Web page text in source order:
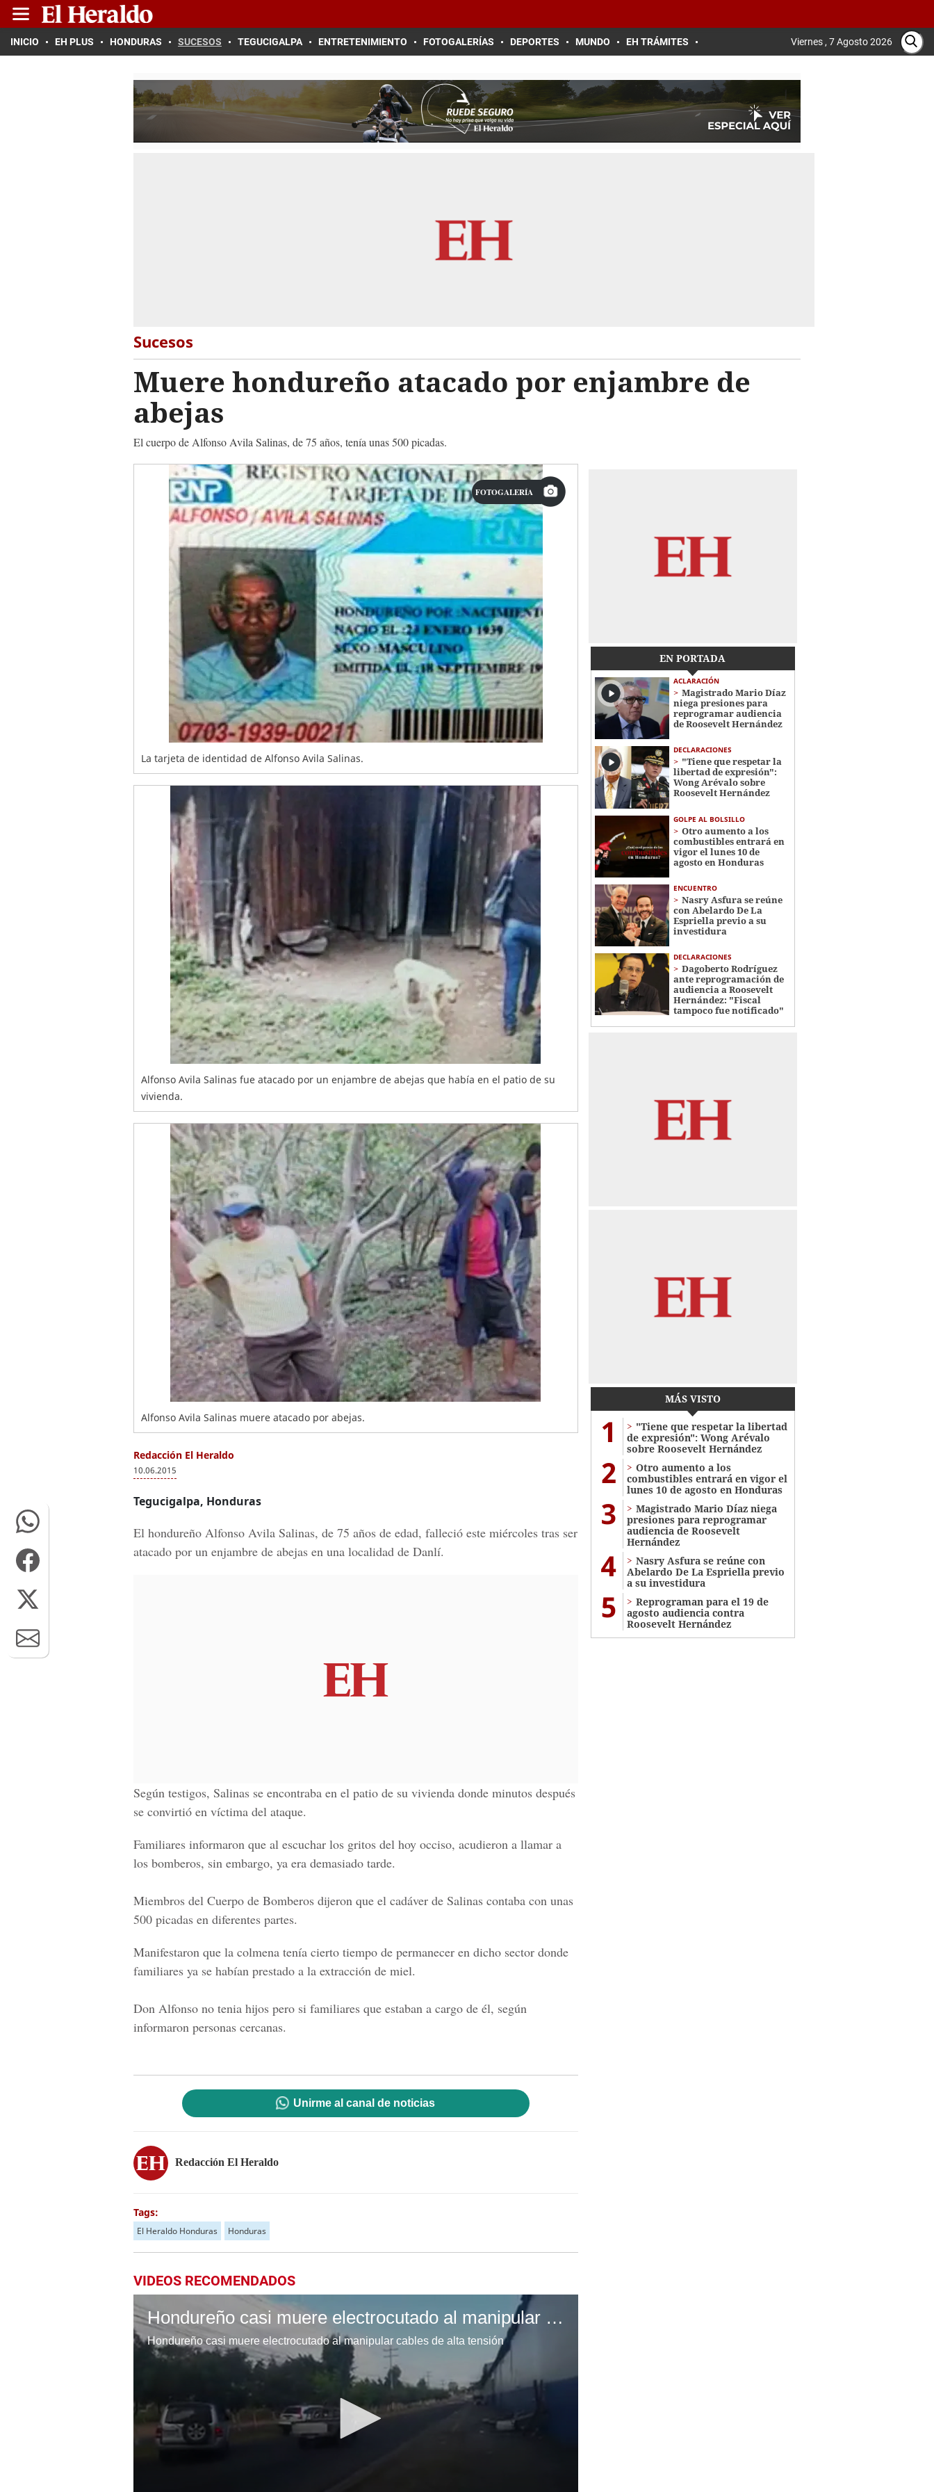
INICIO EH PLUS HONDURAS SUCESOS TEGUCIGALPA ENTRETENIMIENTO FOTOGALERÍAS DEPORTES MUNDO EH TRÁMITES Viernes , 7 Agosto 2026
Sucesos
Muere hondureño atacado por enjambre de
abejas
El cuerpo de Alfonso Avila Salinas, de 75 años, tenía unas 500 picadas.
FOTOGALERÍA
La tarjeta de identidad de Alfonso Avila Salinas.
Alfonso Avila Salinas fue atacado por un enjambre de abejas que había en el patio de su
vivienda.
Alfonso Avila Salinas muere atacado por abejas.
Redacción El Heraldo
10.06.2015
Tegucigalpa, Honduras
El hondureño Alfonso Avila Salinas, de 75 años de edad, falleció este miércoles tras ser
atacado por un enjambre de abejas en una localidad de Danlí.
Según testigos, Salinas se encontraba en el patio de su vivienda donde minutos después
se convirtió en víctima del ataque.
Familiares informaron que al escuchar los gritos del hoy occiso, acudieron a llamar a
los bomberos, sin embargo, ya era demasiado tarde.
Miembros del Cuerpo de Bomberos dijeron que el cadáver de Salinas contaba con unas
500 picadas en diferentes partes.
Manifestaron que la colmena tenía cierto tiempo de permanecer en dicho sector donde
familiares ya se habían prestado a la extracción de miel.
Don Alfonso no tenia hijos pero si familiares que estaban a cargo de él, según
informaron personas cercanas.
Unirme al canal de noticias
Redacción El Heraldo
Tags:
El Heraldo Honduras Honduras
VIDEOS RECOMENDADOS
Hondureño casi muere electrocutado al manipular cables de alta tensión
Hondureño casi muere electrocutado al manipular cables de alta tensión
EN PORTADA
ACLARACIÓN
Magistrado Mario Díaz
niega presiones para
reprogramar audiencia
de Roosevelt Hernández
DECLARACIONES
"Tiene que respetar la
libertad de expresión":
Wong Arévalo sobre
Roosevelt Hernández
GOLPE AL BOLSILLO
Otro aumento a los
combustibles entrará en
vigor el lunes 10 de
agosto en Honduras
ENCUENTRO
Nasry Asfura se reúne
con Abelardo De La
Espriella previo a su
investidura
DECLARACIONES
Dagoberto Rodríguez
ante reprogramación de
audiencia a Roosevelt
Hernández: "Fiscal
tampoco fue notificado"
MÁS VISTO
1
"Tiene que respetar la libertad
de expresión": Wong Arévalo
sobre Roosevelt Hernández
2
Otro aumento a los
combustibles entrará en vigor el
lunes 10 de agosto en Honduras
3
Magistrado Mario Díaz niega
presiones para reprogramar
audiencia de Roosevelt
Hernández
4
Nasry Asfura se reúne con
Abelardo De La Espriella previo
a su investidura
5
Reprograman para el 19 de
agosto audiencia contra
Roosevelt Hernández